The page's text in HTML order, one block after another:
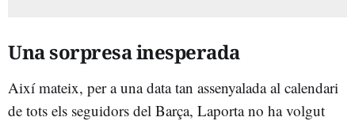
Una sorpresa inesperada
Així mateix, per a una data tan assenyalada al calendari
de tots els seguidors del Barça, Laporta no ha volgut